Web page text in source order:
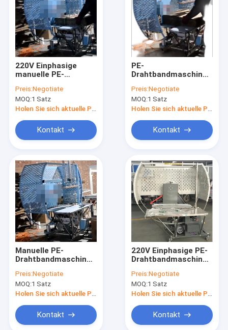
220V Einphasige
manuelle PE-
1000x800mm HL-
10080
Preis:Negotiate
MOQ:1 Satz
Kontakt
PE-
Drahtbandmaschine
Handbandmaschine
HL-7555
Preis:Negotiate
MOQ:1 Satz
Kontakt
Manuelle PE-
Drahtbandmaschine
1200x1000mm HL-
120100
Preis:Negotiate
MOQ:1 Satz
Holen Sie sich aktuelle Preis
Kontakt
220V Einphasige PE-
Drahtbandmaschine
Preis:Negotiate
MOQ:1 Satz
Holen Sie sich aktuelle Preis
Kontakt